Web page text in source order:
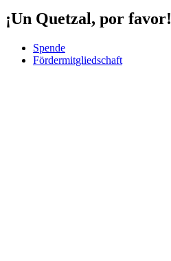
¡Un Quetzal, por favor!
Spende
Fördermitgliedschaft